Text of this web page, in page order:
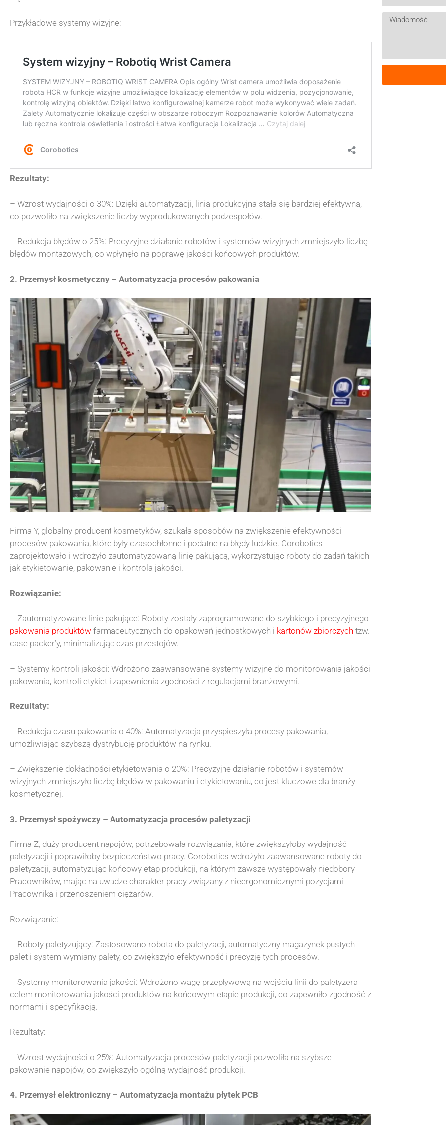
Przykładowe systemy wizyjne:
Rezultaty:
– Wzrost wydajności o 30%: Dzięki automatyzacji, linia produkcyjna stała się bardziej efektywna,
co pozwoliło na zwiększenie liczby wyprodukowanych podzespołów.
– Redukcja błędów o 25%: Precyzyjne działanie robotów i systemów wizyjnych zmniejszyło liczbę
błędów montażowych, co wpłynęło na poprawę jakości końcowych produktów.
2. Przemysł kosmetyczny – Automatyzacja procesów pakowania
Firma Y, globalny producent kosmetyków, szukała sposobów na zwiększenie efektywności
procesów pakowania, które były czasochłonne i podatne na błędy ludzkie. Corobotics
zaprojektowało i wdrożyło zautomatyzowaną linię pakującą, wykorzystując roboty do zadań takich
jak etykietowanie, pakowanie i kontrola jakości.
Rozwiązanie:
– Zautomatyzowane linie pakujące: Roboty zostały zaprogramowane do szybkiego i precyzyjnego
pakowania produktów farmaceutycznych do opakowań jednostkowych i kartonów zbiorczych tzw.
case packer’y, minimalizując czas przestojów.
– Systemy kontroli jakości: Wdrożono zaawansowane systemy wizyjne do monitorowania jakości
pakowania, kontroli etykiet i zapewnienia zgodności z regulacjami branżowymi.
Rezultaty:
– Redukcja czasu pakowania o 40%: Automatyzacja przyspieszyła procesy pakowania,
umożliwiając szybszą dystrybucję produktów na rynku.
– Zwiększenie dokładności etykietowania o 20%: Precyzyjne działanie robotów i systemów
wizyjnych zmniejszyło liczbę błędów w pakowaniu i etykietowaniu, co jest kluczowe dla branży
kosmetycznej.
3. Przemysł spożywczy – Automatyzacja procesów paletyzacji
Firma Z, duży producent napojów, potrzebowała rozwiązania, które zwiększyłoby wydajność
paletyzacji i poprawiłoby bezpieczeństwo pracy. Corobotics wdrożyło zaawansowane roboty do
paletyzacji, automatyzując końcowy etap produkcji, na którym zawsze występowały niedobory
Pracowników, mając na uwadze charakter pracy związany z nieergonomicznymi pozycjami
Pracownika i przenoszeniem ciężarów.
Rozwiązanie:
– Roboty paletyzujący: Zastosowano robota do paletyzacji, automatyczny magazynek pustych
palet i system wymiany palety, co zwiększyło efektywność i precyzję tych procesów.
– Systemy monitorowania jakości: Wdrożono wagę przepływową na wejściu linii do paletyzera
celem monitorowania jakości produktów na końcowym etapie produkcji, co zapewniło zgodność z
normami i specyfikacją.
Rezultaty:
– Wzrost wydajności o 25%: Automatyzacja procesów paletyzacji pozwoliła na szybsze
pakowanie napojów, co zwiększyło ogólną wydajność produkcji.
4. Przemysł elektroniczny – Automatyzacja montażu płytek PCB